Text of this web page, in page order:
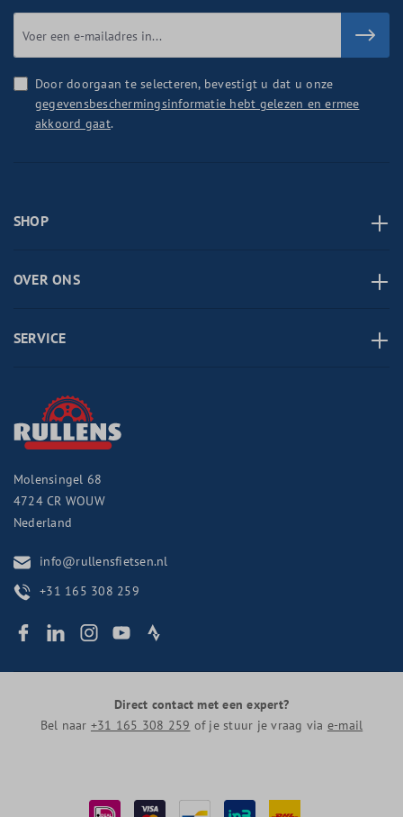
Door doorgaan te selecteren, bevestigt u dat u onze
gegevensbeschermingsinformatie hebt gelezen en ermee
akkoord gaat.
SHOP
OVER ONS
SERVICE
Molensingel 68
4724 CR WOUW
Nederland
info@rullensfietsen.nl
+31 165 308 259
Direct contact met een expert?
Bel naar +31 165 308 259 of je stuur je vraag via e-mail